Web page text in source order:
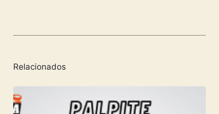
Relacionados